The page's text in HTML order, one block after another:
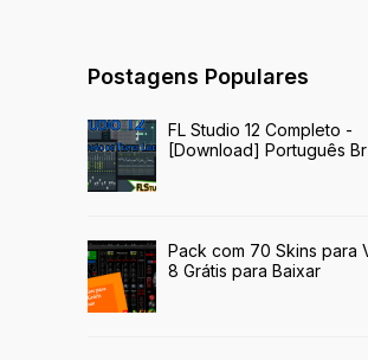
Postagens Populares
FL Studio 12 Completo -
[Download] Português Br
Pack com 70 Skins para
8 Grátis para Baixar